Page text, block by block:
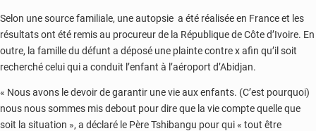
Selon une source familiale, une autopsie a été réalisée en France et les
résultats ont été remis au procureur de la République de Côte d’Ivoire. En
outre, la famille du défunt a déposé une plainte contre x afin qu’il soit
recherché celui qui a conduit l’enfant à l’aéroport d’Abidjan.
« Nous avons le devoir de garantir une vie aux enfants. (C’est pourquoi)
nous nous sommes mis debout pour dire que la vie compte quelle que
soit la situation », a déclaré le Père Tshibangu pour qui « tout être